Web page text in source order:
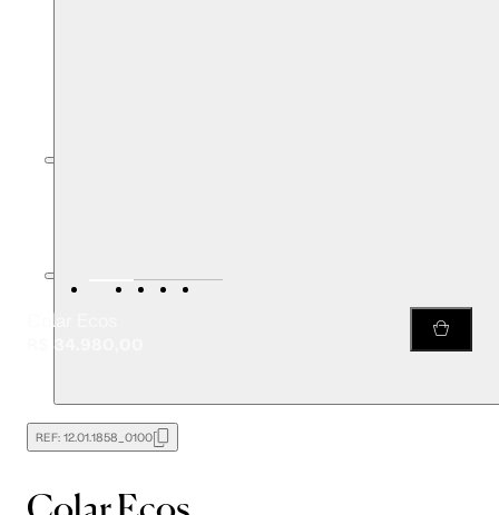
Colar Ecos
R$ 34.980,00
REF: 12.01.1858_0100